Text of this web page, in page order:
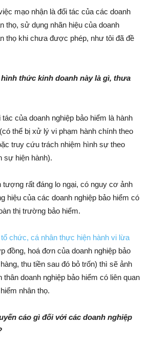
mạo nhận là đối tác của các doanh
thọ, sử dụng nhãn hiệu của doanh
thọ khi chưa được phép, như tôi đã đề
thức kinh doanh này là gì, thưa
của doanh nghiệp bảo hiểm là hành
thể bị xử lý vi phạm hành chính theo
truy cứu trách nhiệm hình sự theo
sự hiện hành).
tượng rất đáng lo ngại, có nguy cơ ảnh
hiệu của các doanh nghiệp bảo hiểm có
thị trường bảo hiểm.
chức, cá nhân thực hiện hành vi lừa
đồng, hoá đơn của doanh nghiệp bảo
thu tiền sau đó bỏ trốn) thì sẽ ảnh
doanh nghiệp bảo hiểm có liên quan
nhân thọ.
cáo gì đối với các doanh nghiệp